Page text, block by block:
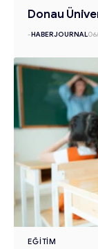
Donau
-HABERJOURNAL
EĞITIM